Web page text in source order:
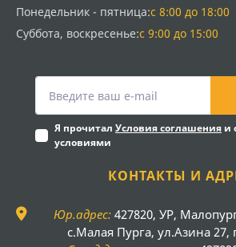
Понедельник - пятница:с 8:00 до 18:00
Суббота, воскресенье:с 9:00 до 15:00
Я прочитал Условия соглашения и
условиями
КОНТАКТЫ И
Юр.адрес: 427820, УР,
с.Малая Пурга, ул.Азина